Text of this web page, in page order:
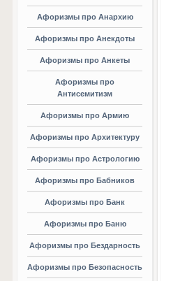
Афоризмы про Анархию
Афоризмы про Анекдоты
Афоризмы про Анкеты
Афоризмы про
Антисемитизм
Афоризмы про Армию
Афоризмы про Архитектуру
Афоризмы про Астрологию
Афоризмы про Бабников
Афоризмы про Банк
Афоризмы про Баню
Афоризмы про Бездарность
Афоризмы про Безопасность